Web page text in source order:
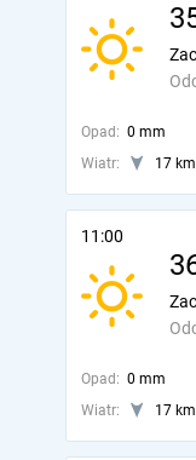
Opad: 0 mm
Wiatr:
17
11:00
Opad: 0 mm
Wiatr:
17